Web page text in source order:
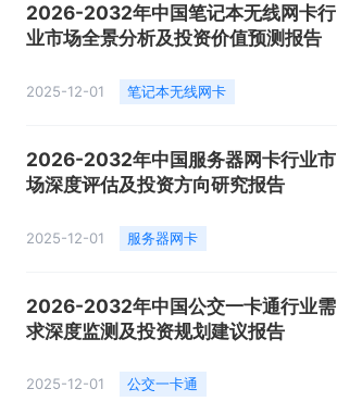
2026-2032年中国笔记本无线网卡行
业市场全景分析及投资价值预测报告
2025-12-01 笔记本无线网卡
2026-2032年中国服务器网卡行业市
场深度评估及投资方向研究报告
2025-12-01 服务器网卡
2026-2032年中国公交一卡通行业需
求深度监测及投资规划建议报告
2025-12-01 公交一卡通